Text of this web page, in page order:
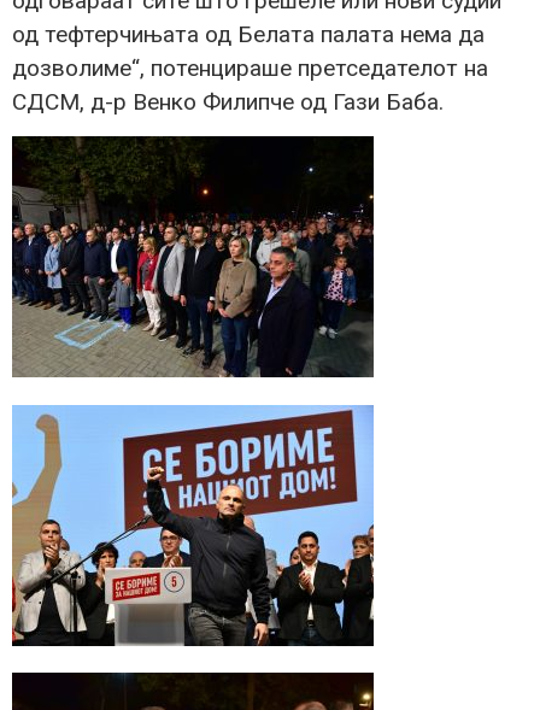
од тефтерчињата од Белата палата нема да
дозволиме“, потенцираше претседателот на
СДСМ, д-р Венко Филипче од Гази Баба.